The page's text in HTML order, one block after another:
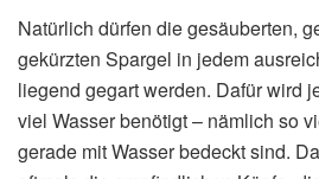
Natürlich dürfen die gesäuberten,
gekürzten Spargel in jedem
liegend gegart werden. Dafür wird
viel Wasser benötigt – nämlich so
gerade mit Wasser bedeckt sind.